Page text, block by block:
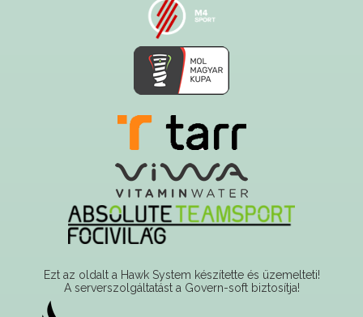
Ezt az oldalt a Hawk System készítette és üzemelteti!